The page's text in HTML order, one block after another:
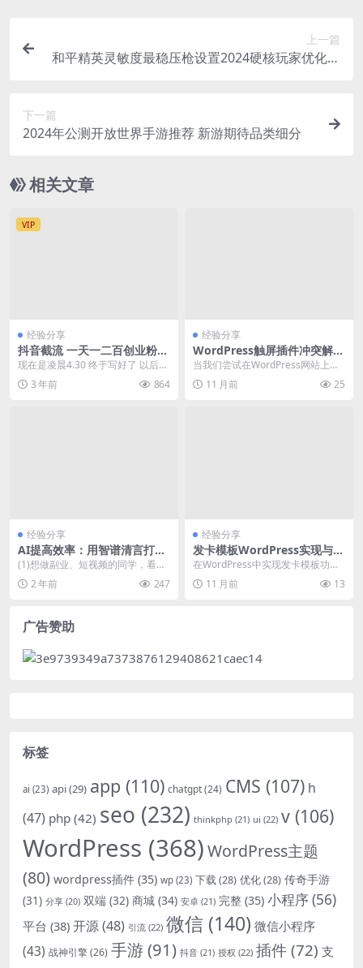
上一篇
和平精英灵敏度最稳压枪设置2024硬核玩家优化需
下一篇
2024年公测开放世界手游推荐 新游期待品类细分
相关文章
VIP
经验分享
抖音截流 一天一二百创业粉等
精准粉 附脚本
现在是凌晨4.30 终于写好了 以后项
目禅会多很多能实操的脚本和项目
引流创业粉...
3 年前 864
经验分享
WordPress触屏插件冲突解决
方法与最佳实践
当我们尝试在WordPress网站上启
用触屏插件以提升移动端用户体验
时，可能会遇...
11 月前 25
经验分享
AI提高效率：用智谱清言打造
爆款视频号
(1)想做副业、短视频的同学，看完
本文一定对你有所帮助! (2)很多人
说2024...
2 年前 247
经验分享
发卡模板WordPress实现与S
EO优化配置教程
在WordPress中实现发卡模板功
能，并针对seo进行优化配置，需要
关注模板代...
11 月前 13
广告赞助
标签
ai (23) api(29) app (110) chatgpt(24) CMS (107) h
(47) php (42) seo (232) thinkphp (21) ui (22) v (106)
WordPress (368)WordPress主题
(80) wordpress插件 (35) wp (23) 下载(28) 优化(28) 传奇手游
(31) 分享 (20) 双端 (32) 商城 (34) 安卓 (21) 完整 (35) 小程序(56)
平台 (38) 开源(48) 引流 (22) 微信 (140) 微信小程序
(43) 战神引擎(26) 手游(91) 抖音 (21) 授权 (22) 插件 (72) 支